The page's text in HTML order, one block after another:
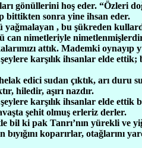
gönüllerini hoş eder. “Özleri
bittikten sonra yine ihsan eder.
yağmalayan , bu şükreden
can nimetleriyle
attık. Mademki oynayıp
karşılık ihsanlar elde ettik;
edici sudan çıktık, arı duru
hiledir, aşırı nazdır.
karşılık ihsanlar elde ettik
şehit olmuş erleriz derler.
bil ki pak Tanrı’nın yürekli ve
bıyığını koparırlar, otağlarını